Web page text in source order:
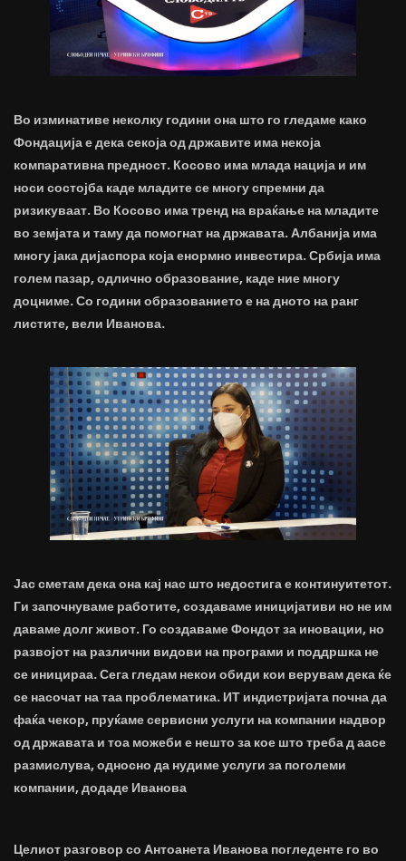
Во изминативе неколку години она што го гледаме како
Фондација е дека секоја од државите има некоја
компаративна предност. Косово има млада нација и им
носи состојба каде младите се многу спремни да
ризикуваат. Во Косово има тренд на враќање на младите
во земјата и таму да помогнат на државата. Албанија има
многу јака дијаспора која енормно инвестира. Србија има
голем пазар, одлично образование, каде ние многу
доцниме. Со години образованието е на дното на ранг
листите, вели Иванова.
Јас сметам дека она кај нас што недостига е континуитетот.
Ги започнуваме работите, создаваме иницијативи но не им
даваме долг живот. Го создаваме Фондот за иновации, но
развојот на различни видови на програми и поддршка не
се иницираа. Сега гледам некои обиди кои верувам дека ќе
се насочат на таа проблематика. ИТ индистријата почна да
фаќа чекор, пруќаме сервисни услуги на компании надвор
од државата и тоа можеби е нешто за кое што треба д аасе
размислува, односно да нудиме услуги за поголеми
компании, додаде Иванова
Целиот разговор со Антоанета Иванова погледенте го во